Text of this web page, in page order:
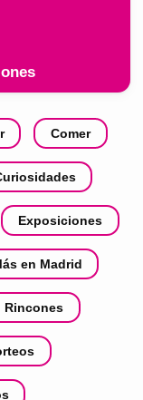
Comer
Exposiciones
en Madrid
Rincones